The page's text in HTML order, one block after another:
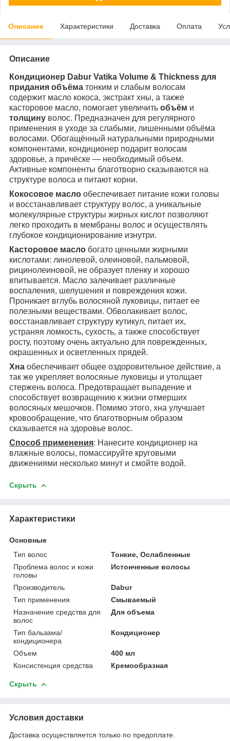
Описание Характеристики Доставка Оплата
Описание
Кондиционер Dabur Vatika Volume & Thickness для
придания объёма тонким и слабым волосам
содержит масло кокоса, экстракт хны, а также
касторовое масло, помогает увеличить объём и
толщину волос. Предназначен для регулярного
применения в уходе за слабыми, лишенными объёма
волосами. Обогащённый натуральными природными
компонентами, кондиционер подарит волосам
здоровье, а причёске ― необходимый объем.
Активные компоненты благотворно сказываются на
структуре волоса и питают корни.
Кокосовое масло обеспечивает питание кожи головы
и восстанавливает структуру волос, а уникальные
молекулярные структуры жирных кислот позволяют
легко проходить в мембраны волос и осуществлять
глубокое кондиционирование изнутри.
Касторовое масло богато ценными жирными
кислотами: линолевой, олеиновой, пальмовой,
рицинолеиновой, не образует пленку и хорошо
впитывается. Масло залечивает различные
воспаления, шелушения и повреждения кожи.
Проникает вглубь волосяной луковицы, питает ее
полезными веществами. Обволакивает волос,
восстанавливает структуру кутикул, питает их,
устраняя ломкость, сухость, а также способствует
росту, поэтому очень актуально для поврежденных,
окрашенных и осветленных прядей.
Хна обеспечивает общее оздоровительное действие, а
так же укрепляет волосяные луковицы и утолщает
стержень волоса. Предотвращает выпадение и
способствует возвращению к жизни отмерших
волосяных мешочков. Помимо этого, хна улучшает
кровообращение, что благотворным образом
сказывается на здоровье волос.
Способ применения: Нанесите кондиционер на
влажные волосы, помассируйте круговыми
движениями несколько минут и смойте водой.
Скрыть
Характеристики
Основные
Тип волос
Тонкие, Ослабленные
Проблема волос и кожи
головы
Истонченные волосы
Производитель
Dabur
Тип применения
Смываемый
Назначение средства для
волос
Для объема
Тип бальзама/
кондиционера
Кондиционер
Объем
400 мл
Консистенция средства
Кремообразная
Скрыть
Условия доставки
Доставка осуществляется только по предоплате.